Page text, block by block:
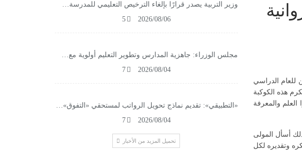
للعام الدراسي
هذه الكوكبة
العلم والمعرفة
أسأل المولى
وتقديره لكل
وزير التربية يصدر قرارًا بإلغاء الترخيص التعليمي للمدرسة…
2026/08/06
5
مجلس الوزراء: جاهزية المدارس وتطوير التعليم أولوية مع…
2026/08/04
7
«التطبيقي»: تقديم نماذج تحويل الرواتب لمستحقي «التفوق»…
2026/08/04
7
تحميل المزيد من الأخبار